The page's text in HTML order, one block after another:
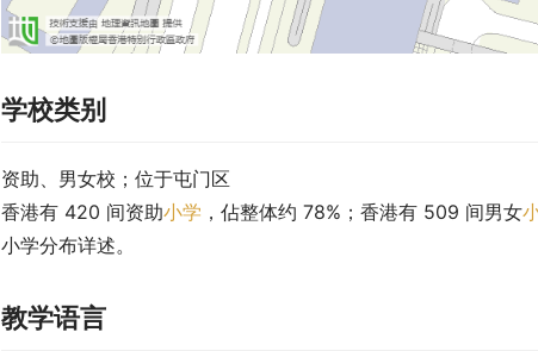
学校类别
资助、男女校；位于屯门区
香港有 420 间资助小学 ，佔整体约 78%；香港有 509 间男女
小学分布详述。
教学语言